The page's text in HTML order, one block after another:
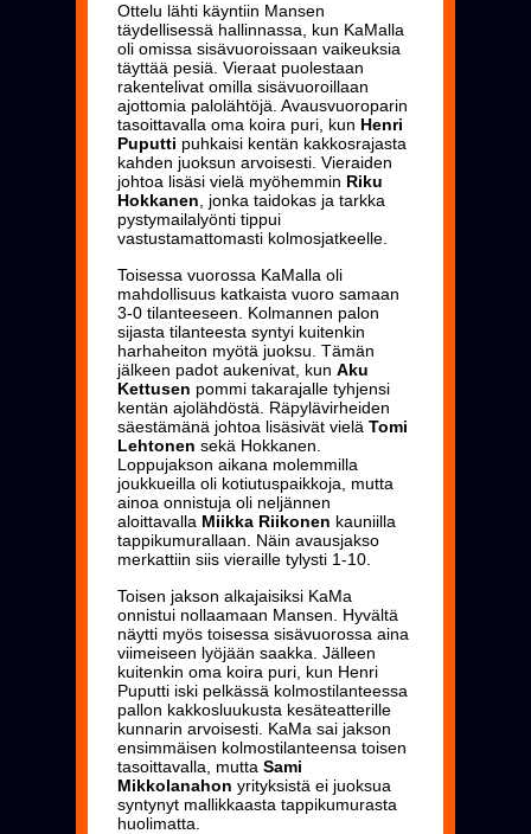
Ottelu lähti käyntiin Mansen
täydellisessä hallinnassa, kun KaMalla
oli omissa sisävuoroissaan vaikeuksia
täyttää pesiä. Vieraat puolestaan
rakentelivat omilla sisävuoroillaan
ajottomia palolähtöjä. Avausvuoroparin
tasoittavalla oma koira puri, kun Henri
Puputti puhkaisi kentän kakkosrajasta
kahden juoksun arvoisesti. Vieraiden
johtoa lisäsi vielä myöhemmin Riku
Hokkanen , jonka taidokas ja tarkka
pystymailalyönti tippui
vastustamattomasti kolmosjatkeelle.
Toisessa vuorossa KaMalla oli
mahdollisuus katkaista vuoro samaan
3-0 tilanteeseen. Kolmannen palon
sijasta tilanteesta syntyi kuitenkin
harhaheiton myötä juoksu. Tämän
jälkeen padot aukenivat, kun Aku
Kettusen pommi takarajalle tyhjensi
kentän ajolähdöstä. Räpylävirheiden
säestämänä johtoa lisäsivät vielä Tomi
Lehtonen sekä Hokkanen.
Loppujakson aikana molemmilla
joukkueilla oli kotiutuspaikkoja, mutta
ainoa onnistuja oli neljännen
aloittavalla Miikka Riikonen kauniilla
tappikumurallaan. Näin avausjakso
merkattiin siis vieraille tylysti 1-10.
Toisen jakson alkajaisiksi KaMa
onnistui nollaamaan Mansen. Hyvältä
näytti myös toisessa sisävuorossa aina
viimeiseen lyöjään saakka. Jälleen
kuitenkin oma koira puri, kun Henri
Puputti iski pelkässä kolmostilanteessa
pallon kakkosluukusta kesäteatterille
kunnarin arvoisesti. KaMa sai jakson
ensimmäisen kolmostilanteensa toisen
tasoittavalla, mutta Sami
Mikkolanahon yrityksistä ei juoksua
syntynyt mallikkaasta tappikumurasta
huolimatta.